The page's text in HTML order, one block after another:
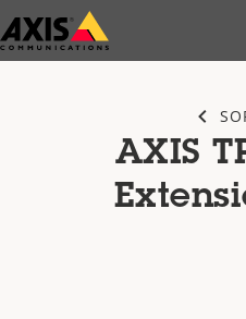
Salta
al
AXIS